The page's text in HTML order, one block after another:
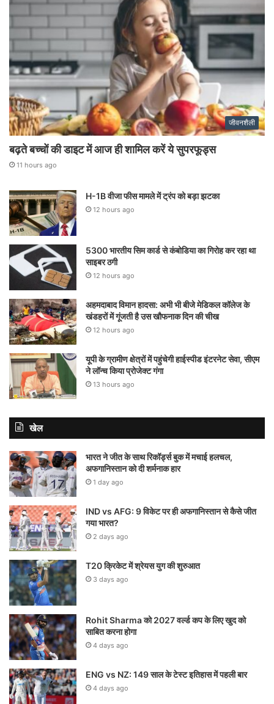
जीवनशैली
बढ़ते बच्चों की डाइट में आज ही शामिल करें ये सुपरफूड्स
11 hours ago
H-1B वीजा फीस मामले में ट्रंप को बड़ा झटका
12 hours ago
5300 भारतीय सिम कार्ड से कंबोडिया का गिरोह कर रहा था
साइबर ठगी
12 hours ago
अहमदाबाद विमान हादसा: अभी भी बीजे मेडिकल कॉलेज के
खंडहरों में गूंजती है उस खौफनाक दिन की चीख
12 hours ago
यूपी के ग्रामीण क्षेत्रों में पहुंचेगी हाईस्पीड इंटरनेट सेवा, सीएम
ने लॉन्च किया प्रोजेक्ट गंगा
13 hours ago
खेल
भारत ने जीत के साथ रिकॉर्ड्स बुक में मचाई हलचल,
अफगानिस्तान को दी शर्मनाक हार
1 day ago
IND vs AFG: 9 विकेट पर ही अफगानिस्तान से कैसे जीत
गया भारत?
2 days ago
T20 क्रिकेट में श्रेयस युग की शुरुआत
3 days ago
Rohit Sharma को 2027 वर्ल्‍ड कप के लिए खुद को
साबित करना होगा
4 days ago
ENG vs NZ: 149 साल के टेस्‍ट इतिहास में पहली बार
4 days ago